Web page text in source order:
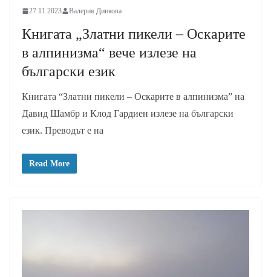
27.11.2023 Валерия Динкова
Книгата „Златни пикели – Оскарите
в алпинизма“ вече излезе на
български език
Книгата “Златни пикели – Оскарите в алпинизма” на
Давид Шамбр и Клод Гардиен излезе на български
език. Преводът е на
Read More